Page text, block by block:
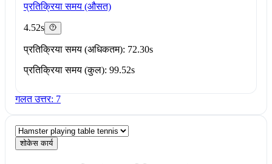
प्रतिक्रिया समय (औसत)
4.52s
प्रतिक्रिया समय (अधिकतम): 72.30s
प्रतिक्रिया समय (कुल): 99.52s
गलत उत्तर: 7
शोकेस कार्य